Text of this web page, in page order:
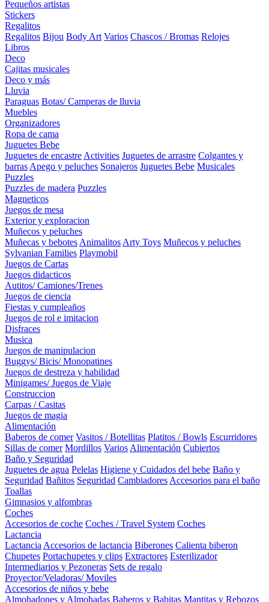
Pequeños artistas
Stickers
Regalitos
Regalitos Bijou Body Art Varios Chascos / Bromas Relojes
Libros
Deco
Cajitas musicales
Deco y más
Lluvia
Paraguas Botas/ Camperas de lluvia
Muebles
Organizadores
Ropa de cama
Juguetes Bebe
Juguetes de encastre Activities Juguetes de arrastre Colgantes y
barras Apego y peluches Sonajeros Juguetes Bebe Musicales
Puzzles
Puzzles de madera Puzzles
Magneticos
Juegos de mesa
Exterior y exploracion
Muñecos y peluches
Muñecas y bebotes Animalitos Arty Toys Muñecos y peluches
Sylvanian Families Playmobil
Juegos de Cartas
Juegos didacticos
Autitos/ Camiones/Trenes
Juegos de ciencia
Fiestas y cumpleaños
Juegos de rol e imitacion
Disfraces
Musica
Juegos de manipulacion
Buggys/ Bicis/ Monopatines
Juegos de destreza y habilidad
Minigames/ Juegos de Viaje
Construccion
Carpas / Casitas
Juegos de magia
Alimentación
Baberos de comer Vasitos / Botellitas Platitos / Bowls Escurridores
Sillas de comer Mordillos Varios Alimentación Cubiertos
Baño y Seguridad
Juguetes de agua Pelelas Higiene y Cuidados del bebe Baño y
Seguridad Bañitos Seguridad Cambiadores Accesorios para el baño
Toallas
Gimnasios y alfombras
Coches
Accesorios de coche Coches / Travel System Coches
Lactancia
Lactancia Accesorios de lactancia Biberones Calienta biberon
Chupetes Portachupetes y clips Extractores Esterilizador
Intermediarios y Pezoneras Sets de regalo
Proyector/Veladoras/ Moviles
Accesorios de niños y bebe
Almohadones y Almohadas Baberos y Babitas Mantitas y Rebozos